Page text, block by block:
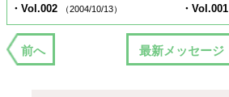
・Vol.002 （2004/10/13） ・Vol.001
前へ 最新メッセージ